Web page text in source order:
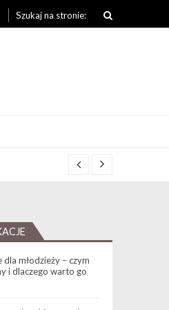
Search for:
młodzieży – czym
i dlaczego warto go